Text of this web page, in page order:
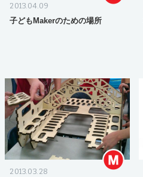
2013.04.09
子どもMakerのための場所
2013.03.28